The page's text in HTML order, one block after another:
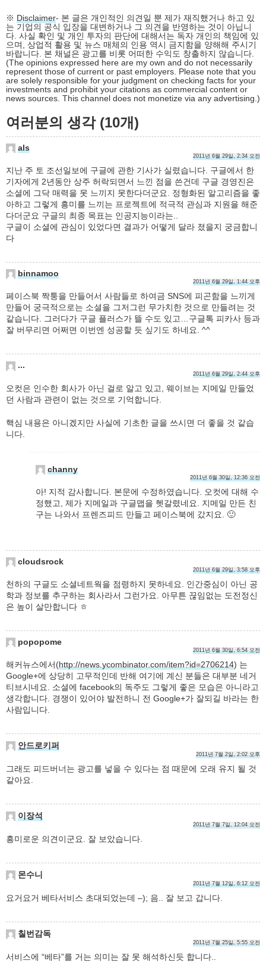
※ Disclaimer- 본 글은 개인적인 의견일 뿐 제가 재직했거나 하고 있
는 기업의 공식 입장을 대변하거나 그 의견을 반영하는 것이 아닙니
다. 사실 확인 및 개인 투자의 판단에 대해서는 독자 개인의 책임에 있
으며, 상업적 활용 및 뉴스 매체의 인용 역시 금지함을 양해해 주시기
바랍니다. 본 채널은 광고를 비롯 어떠한 수익도 창출하지 않습니다.
(The opinions expressed here are my own and do not necessarily
represent those of current or past employers. Please note that you
are solely responsible for your judgment on checking facts for your
investments and prohibit your citations as commercial content or
news sources. This channel does not monetize via any advertising.)
여러분의 생각 (10개)
als
2011년 6월 29일, 2:34 오전
지난 주 토 조선일보에 구글에 관한 기사가 실렸습니다. 구글에서 한
기자에게 2년동안 상주 허락되면서 느낀 점을 쓴건데 구글 경영진은
소셜에 그닥 매력을 못 느끼지 못한다더군요. 정형화된 알고리즘을 좋
아하고 그렇게 흥미를 느끼는 프로젝트에 적극적 관심과 지원을 해준
다더군요 구글의 최종 목표는 인공지능이라는..
구글이 소셜에 관심이 있었다면 결과가 어떻게 달라 졌을지 궁금합니
다
binnamoo
2011년 6월 29일, 1:44 오후
페이스북 짝퉁을 만들어서 사람들로 하여금 SNS에 피곤함을 느끼게
만들어 궁극적으로는 소셜을 그저그런 무가치한 것으로 만들려는 것
같습니다. 그러다가 구글 플러스가 뜰 수도 있고…구글톡 피카사 등과
잘 버무리면 어쩌면 이번엔 성공할 듯 싶기도 하네요. ^^
...
2011년 6월 29일, 2:44 오후
오컷은 인수한 회사가 아닌 걸로 알고 있고, 웨이브는 지메일 만들었
던 사람과 관련이 없는 것으로 기억합니다.
핵심 내용은 아니겠지만 사실에 기초한 글을 쓰시면 더 좋을 것 같습
니다.
channy
2011년 6월 30일, 12:36 오전
아! 지적 감사합니다. 본문에 수정하였습니다. 오컷에 대해 수
정했고, 제가 지메일과 구글맵을 헷갈렸네요. 지메일 만든 친
구는 나와서 프렌즈피드 만들고 페이스북에 갔지요. 🙂
cloudsrock
2011년 6월 29일, 3:58 오후
천하의 구글도 소셜네트웍을 점령하지 못하네요. 인간중심이 아닌 공
학과 정보를 추구하는 회사라서 그런가요. 아무튼 끊임없는 도전정신
은 높이 살만합니다 ㅎ
popopome
2011년 6월 30일, 6:54 오전
해커뉴스에서(http://news.ycombinator.com/item?id=2706214) 는
Google+에 상당히 고무적인데 반해 여기에 계신 분들은 대부분 네거
티브시네요. 소셜에 facebook의 독주도 그렇게 좋은 모습은 아니라고
생각합니다. 경쟁이 있어야 발전하니 전 Google+가 잘되길 바라는 한
사람입니다.
안드로키퍼
2011년 7월 2일, 2:02 오후
그래도 피드버너는 광고를 넣을 수 있다는 점 때문에 오래 유지 될 것
같아요.
이장석
2011년 7월 7일, 12:04 오전
흥미로운 의견이군요. 잘 보았습니다.
몬수니
2011년 7월 12일, 6:12 오전
요거요거 베타서비스 초대되었는데 –); 음.. 잘 보고 갑니다.
칠번감독
2011년 7월 25일, 5:55 오전
서비스에 “베타”를 거는 의미는 잘 못 해석하신듯 합니다..